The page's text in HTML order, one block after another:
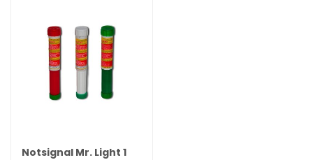
Notsignal Mr. Light 1